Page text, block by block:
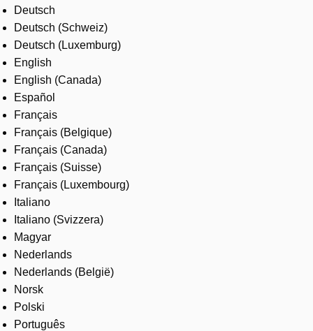
About us
Where to buy
Contact us
Careers
Deutsch
Deutsch (Schweiz)
Deutsch (Luxemburg)
English
English (Canada)
Español
Français
Français (Belgique)
Français (Canada)
Français (Suisse)
Français (Luxembourg)
Italiano
Italiano (Svizzera)
Magyar
Nederlands
Nederlands (België)
Norsk
Polski
Português